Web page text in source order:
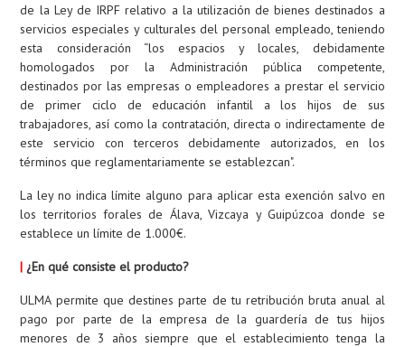
de la Ley de IRPF relativo a la utilización de bienes destinados a
servicios especiales y culturales del personal empleado, teniendo
esta consideración “los espacios y locales, debidamente
homologados por la Administración pública competente,
destinados por las empresas o empleadores a prestar el servicio
de primer ciclo de educación infantil a los hijos de sus
trabajadores, así como la contratación, directa o indirectamente de
este servicio con terceros debidamente autorizados, en los
términos que reglamentariamente se establezcan".
La ley no indica límite alguno para aplicar esta exención salvo en
los territorios forales de Álava, Vizcaya y Guipúzcoa donde se
establece un límite de 1.000€.
| ¿En qué consiste el producto?
ULMA permite que destines parte de tu retribución bruta anual al
pago por parte de la empresa de la guardería de tus hijos
menores de 3 años siempre que el establecimiento tenga la